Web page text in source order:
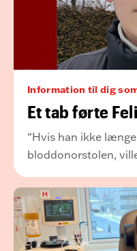
Information til dig
Et tab førte
“Hvis han ikke
bloddonorstolen,